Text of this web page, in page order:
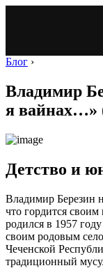
Блог ›
Владимир
я вайнах…»
Детство и
Владимир Березин
что гордится
родился в 1957
своим родовым
Чеченской
традиционный